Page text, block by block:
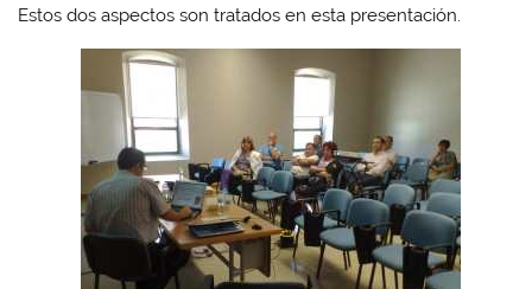
Estos dos aspectos son tratados en esta presentación.